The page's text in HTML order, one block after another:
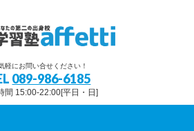
軽にお問い合せください！
089-986-6185
間 15:00-22:00[平日・日]